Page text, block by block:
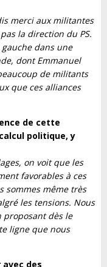
merci aux militantes
la direction du PS.
dans une
dont Emmanuel
de militants
que ces alliances
de cette
politique, y
on voit que les
favorables à ces
sommes même très
les tensions. Nous
proposant dès le
ligne que nous
des